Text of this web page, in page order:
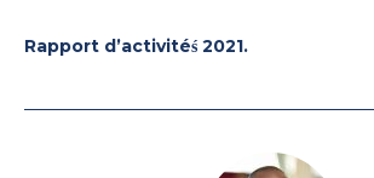
Rapport d’activitéś 2021.